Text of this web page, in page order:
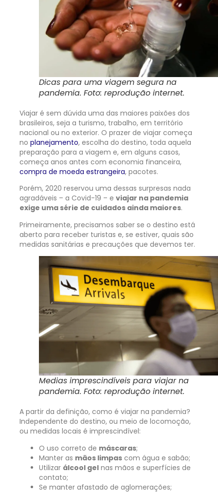
Dicas para uma viagem segura na
pandemia. Foto: reprodução internet.
Viajar é sem dúvida uma das maiores paixões dos
brasileiros, seja a turismo, trabalho, em território
nacional ou no exterior. O prazer de viajar começa
no planejamento, escolha do destino, toda aquela
preparação para a viagem e, em alguns casos,
começa anos antes com economia financeira,
compra de moeda estrangeira, pacotes.
Porém, 2020 reservou uma dessas surpresas nada
agradáveis – a Covid-19 – e viajar na pandemia
exige uma série de cuidados ainda maiores.
Primeiramente, precisamos saber se o destino está
aberto para receber turistas e, se estiver, quais são
medidas sanitárias e precauções que devemos ter.
Medias imprescindíveis para viajar na
pandemia. Foto: reprodução internet.
A partir da definição, como é viajar na pandemia?
Independente do destino, ou meio de locomoção,
ou medidas locais é imprescindível:
O uso correto de máscaras;
Manter as mãos limpas com água e sabão;
Utilizar álcool gel nas mãos e superfícies de
contato;
Se manter afastado de aglomerações;